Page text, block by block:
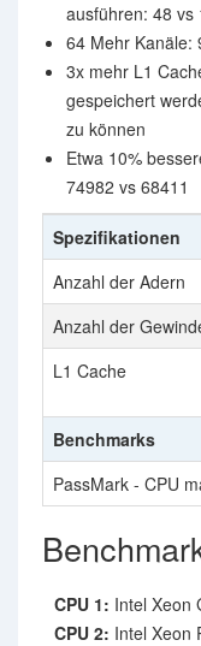
ausführen: 48 vs
64 Mehr Kanäle:
3x mehr L1
gespeichert
zu können
Etwa 10%
74982 vs 68411
Spezifikationen
Anzahl der Adern
Anzahl der
L1 Cache
Benchmarks
PassMark - CPU
CPU 1: Intel Xeon
CPU 2: Intel Xeon